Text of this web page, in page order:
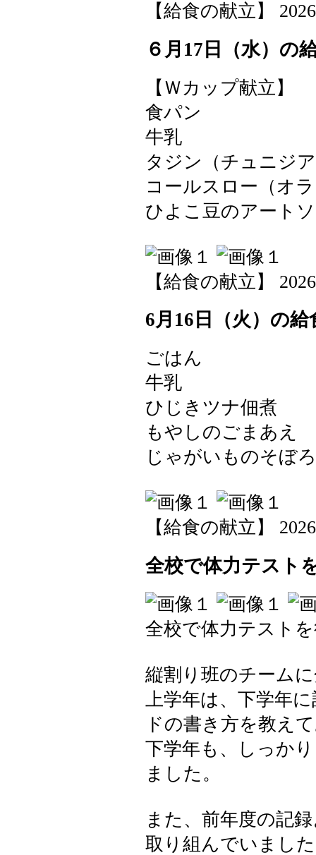
【給食の献立】
６月17日（水）の
【Ｗカップ献立】
食パン
牛乳
タジン（チュニジ
コールスロー（オ
ひよこ豆のアート
【給食の献立】
6月16日（火）の給
ごはん
牛乳
ひじきツナ佃煮
もやしのごまあえ
じゃがいものそぼ
【給食の献立】
全校で体力テスト
全校で体力テスト
縦割り班のチーム
上学年は、下学年
ドの書き方を教え
下学年も、しっか
ました。
また、前年度の記
取り組んでいまし